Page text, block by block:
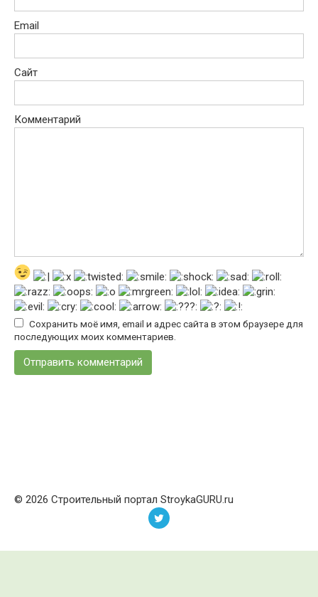
Email
Сайт
Комментарий
Сохранить моё имя, email и адрес сайта в этом браузере для
последующих моих комментариев.
© 2026 Строительный портал StroykaGURU.ru